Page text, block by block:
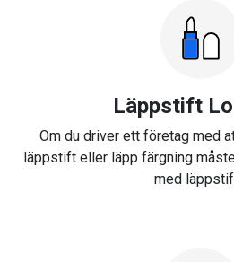
Läppstift
Om du driver ett företag med
läppstift eller läpp färgning
med